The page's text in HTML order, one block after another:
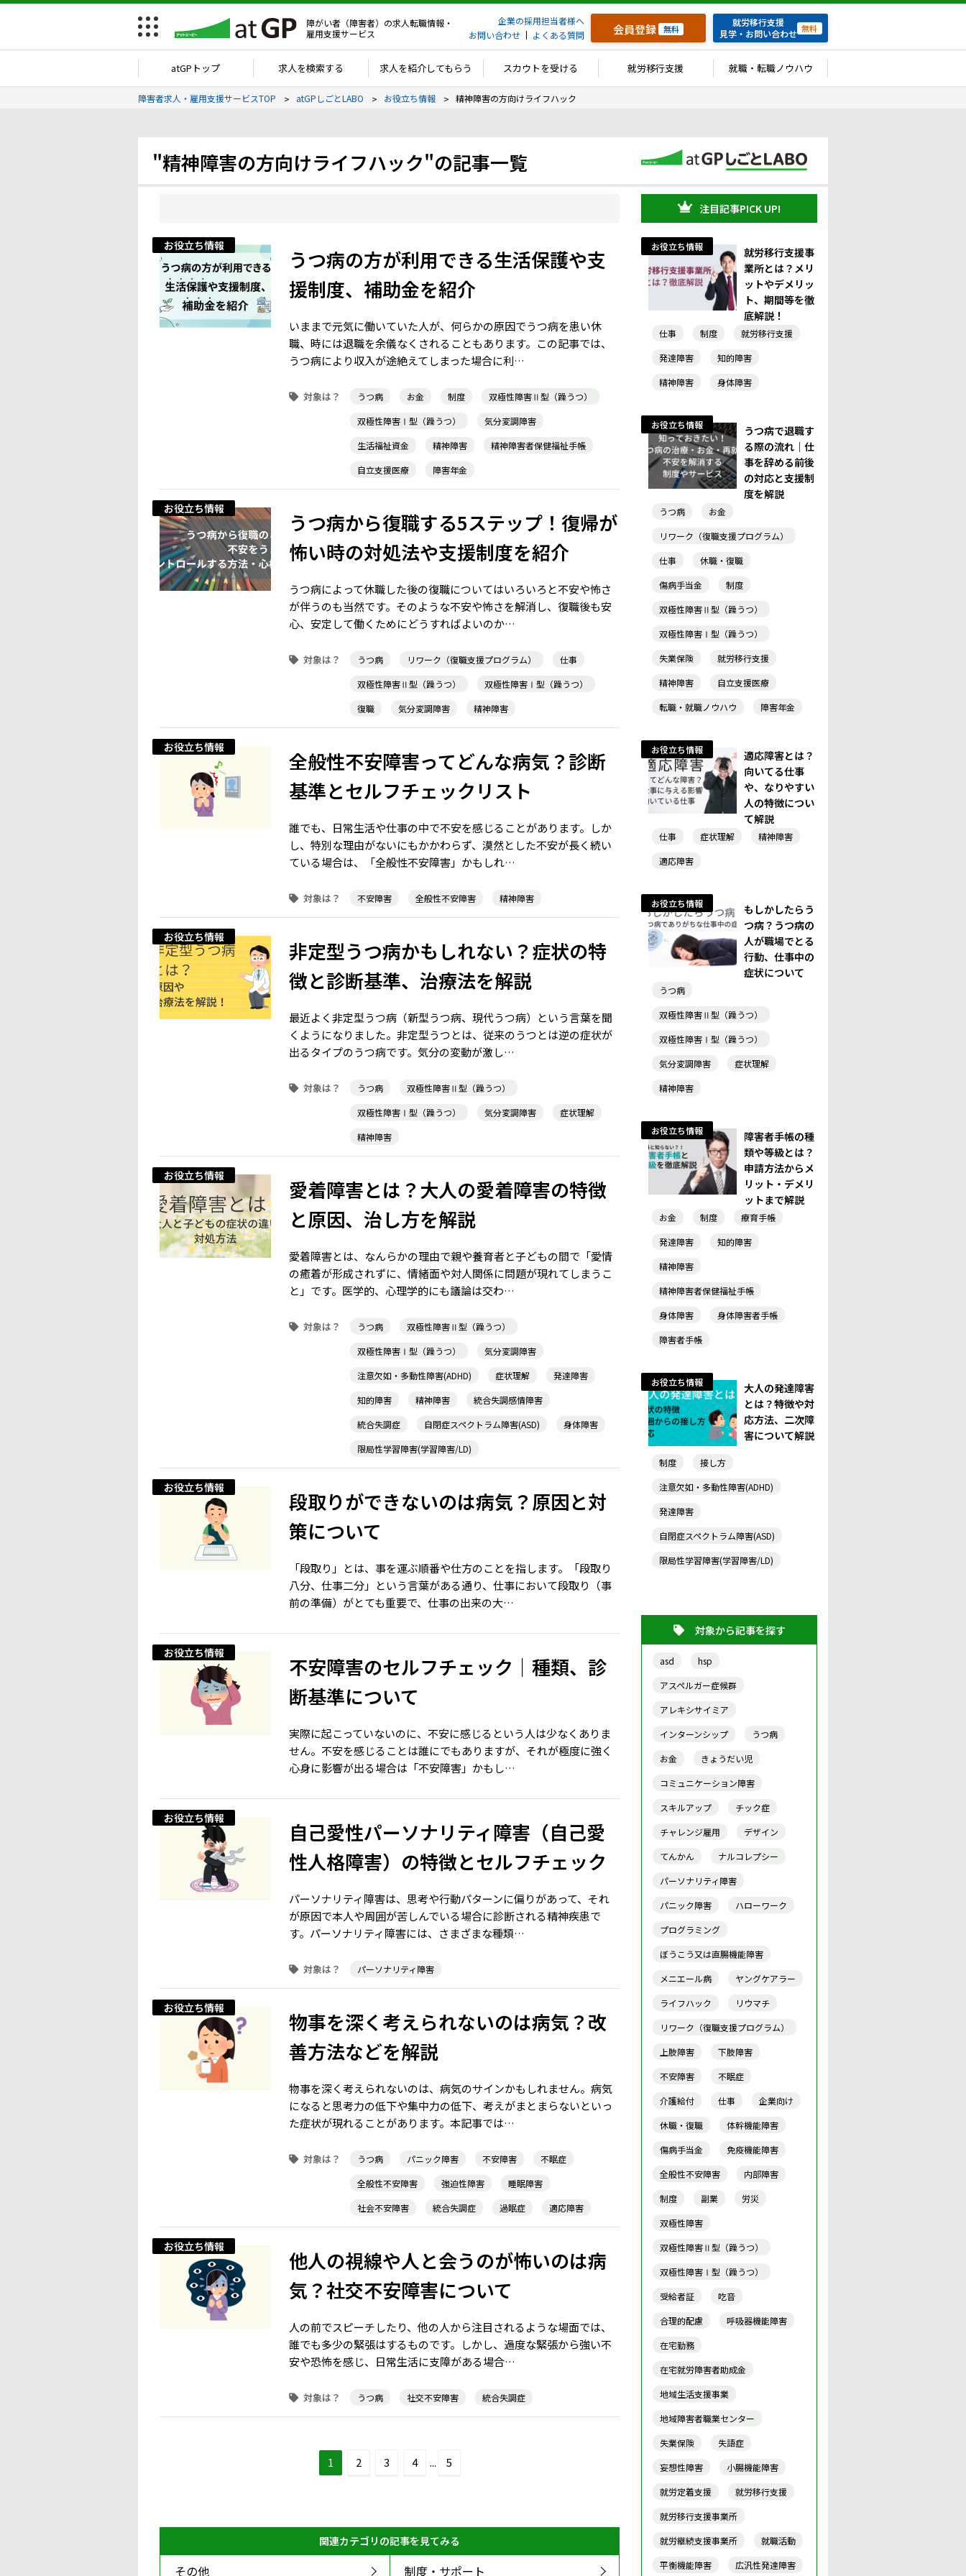
障がい者（障害者）の求人転職情報・
雇用支援サービス
企業の採用担当者様へ
お問い合わせ
よくある質問 会員登録 無料
就労移行支援
見学・お問い合わせ 無料
atGPトップ 求人を検索する 求人を紹介してもらう スカウトを受ける 就労移行支援 就職・転職ノウハウ
障害者求人・雇用支援サービスTOP atGPしごとLABO お役立ち情報 精神障害の方向けライフハック
"精神障害の方向けライフハック"の記事一覧
お役立ち情報
うつ病の方が利用できる生活保護や支
援制度、補助金を紹介
いままで元気に働いていた人が、何らかの原因でうつ病を患い休
職、時には退職を余儀なくされることもあります。この記事では、
うつ病により収入が途絶えてしまった場合に利…
うつ病 お金 制度
双極性障害Ⅱ型（躁うつ）
双極性障害Ⅰ型（躁うつ）
気分変調障害
生活福祉資金
精神障害
精神障害者保健福祉手帳
自立支援医療
障害年金
お役立ち情報
うつ病から復職する5ステップ！復帰が
怖い時の対処法や支援制度を紹介
うつ病によって休職した後の復職についてはいろいろと不安や怖さ
が伴うのも当然です。そのような不安や怖さを解消し、復職後も安
心、安定して働くためにどうすればよいのか…
うつ病 リワーク（復職支援プログラム）
仕事
双極性障害Ⅱ型（躁うつ）
双極性障害Ⅰ型（躁うつ）
復職
気分変調障害 精神障害
お役立ち情報
全般性不安障害ってどんな病気？診断
基準とセルフチェックリスト
誰でも、日常生活や仕事の中で不安を感じることがあります。しか
し、特別な理由がないにもかかわらず、漠然とした不安が長く続い
ている場合は、「全般性不安障害」かもしれ…
不安障害 全般性不安障害 精神障害
お役立ち情報
非定型うつ病かもしれない？症状の特
徴と診断基準、治療法を解説
最近よく非定型うつ病（新型うつ病、現代うつ病）という言葉を聞
くようになりました。非定型うつとは、従来のうつとは逆の症状が
出るタイプのうつ病です。気分の変動が激し…
うつ病
双極性障害Ⅱ型（躁うつ）
双極性障害Ⅰ型（躁うつ）
気分変調障害
症状理解
精神障害
お役立ち情報
愛着障害とは？大人の愛着障害の特徴
と原因、治し方を解説
愛着障害とは、なんらかの理由で親や養育者と子どもの間で「愛情
の癒着が形成されずに、情緒面や対人関係に問題が現れてしまうこ
と」です。医学的、心理学的にも議論は交わ…
うつ病
双極性障害Ⅱ型（躁うつ）
双極性障害Ⅰ型（躁うつ）
気分変調障害
注意欠如・多動性障害(ADHD)
症状理解
発達障害
知的障害
精神障害
統合失調感情障害
統合失調症
自閉症スペクトラム障害(ASD)
身体障害
限局性学習障害(学習障害/LD)
お役立ち情報
段取りができないのは病気？原因と対
策について
「段取り」とは、事を運ぶ順番や仕方のことを指します。「段取り
八分、仕事二分」という言葉がある通り、仕事において段取り（事
前の準備）がとても重要で、仕事の出来の大…
お役立ち情報
不安障害のセルフチェック｜種類、診
断基準について
実際に起こっていないのに、不安に感じるという人は少なくありま
せん。不安を感じることは誰にでもありますが、それが極度に強く
心身に影響が出る場合は「不安障害」かもし…
お役立ち情報
自己愛性パーソナリティ障害（自己愛
性人格障害）の特徴とセルフチェック
パーソナリティ障害は、思考や行動パターンに偏りがあって、それ
が原因で本人や周囲が苦しんでいる場合に診断される精神疾患で
す。パーソナリティ障害には、さまざまな種類…
パーソナリティ障害
お役立ち情報
物事を深く考えられないのは病気？改
善方法などを解説
物事を深く考えられないのは、病気のサインかもしれません。病気
になると思考力の低下や集中力の低下、考えがまとまらないといっ
た症状が現れることがあります。本記事では…
うつ病 パニック障害 不安障害
不眠症
全般性不安障害
強迫性障害
睡眠障害
社会不安障害
統合失調症 過眠症 適応障害
お役立ち情報
他人の視線や人と会うのが怖いのは病
気？社交不安障害について
人の前でスピーチしたり、他の人から注目されるような場面では、
誰でも多少の緊張はするものです。しかし、過度な緊張から強い不
安や恐怖を感じ、日常生活に支障がある場合…
うつ病 社交不安障害 統合失調症
1 2 3 4 ... 5
関連カテゴリの記事を見てみる
その他 制度・サポート
注目記事PICK UP!
お役立ち情報
就労移行支援事
業所とは？メリ
ットやデメリッ
ト、期間等を徹
底解説！
仕事 制度
就労移行支援
発達障害
知的障害
精神障害
身体障害
お役立ち情報
うつ病で退職す
る際の流れ｜仕
事を辞める前後
の対応と支援制
度を解説
うつ病
お金
リワーク（復職支援プログラム）
仕事
休職・復職
傷病手当金
制度
双極性障害Ⅱ型（躁うつ）
双極性障害Ⅰ型（躁うつ）
失業保険
就労移行支援
精神障害
自立支援医療
転職・就職ノウハウ
障害年金
お役立ち情報
適応障害とは？
向いてる仕事
や、なりやすい
人の特徴につい
て解説
仕事 症状理解
精神障害
適応障害
お役立ち情報
もしかしたらう
つ病？うつ病の
人が職場でとる
行動、仕事中の
症状について
うつ病
双極性障害Ⅱ型（躁うつ）
双極性障害Ⅰ型（躁うつ）
気分変調障害
症状理解
精神障害
お役立ち情報
障害者手帳の種
類や等級とは？
申請方法からメ
リット・デメリ
ットまで解説
お金 制度
療育手帳
発達障害
知的障害
精神障害
精神障害者保健福祉手帳
身体障害
身体障害者手帳
障害者手帳
お役立ち情報
大人の発達障害
とは？特徴や対
応方法、二次障
害について解説
制度
接し方
注意欠如・多動性障害(ADHD)
発達障害
自閉症スペクトラム障害(ASD)
限局性学習障害(学習障害/LD)
対象から記事を探す
asd
hsp
アスペルガー症候群
アレキシサイミア
インターンシップ
うつ病
お金
きょうだい児
コミュニケーション障害
スキルアップ
チック症
チャレンジ雇用
デザイン
てんかん
ナルコレプシー
パーソナリティ障害
パニック障害
ハローワーク
プログラミング
ぼうこう又は直腸機能障害
メニエール病
ヤングケアラー
ライフハック
リウマチ
リワーク（復職支援プログラム）
上肢障害
下肢障害
不安障害
不眠症
介護給付
仕事
企業向け
休職・復職
体幹機能障害
傷病手当金
免疫機能障害
全般性不安障害
内部障害
制度
副業
労災
双極性障害
双極性障害Ⅱ型（躁うつ）
双極性障害Ⅰ型（躁うつ）
受給者証
吃音
合理的配慮
呼吸器機能障害
在宅勤務
在宅就労障害者助成金
地域生活支援事業
地域障害者職業センター
失業保険
失語症
妄想性障害
小腸機能障害
就労定着支援
就労移行支援
就労移行支援事業所
就労継続支援事業所
就職活動
平衡機能障害
広汎性発達障害